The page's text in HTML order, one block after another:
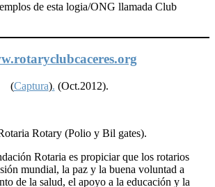
de esta logia/ONG llamada Club
(Captura). (Oct.2012).
Rotaria es propiciar que los rotarios
mundial, la paz y la buena voluntad a
de la salud, el apoyo a la educación y la